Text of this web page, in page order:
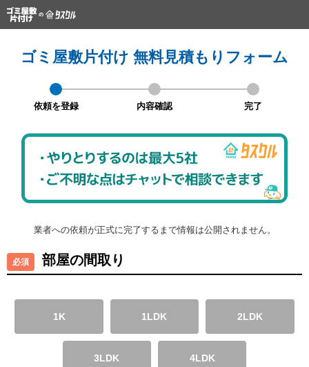
ゴミ屋敷片付け 無料見積もりフォーム
依頼を登録 内容確認 完了
業者への依頼が正式に完了するまで情報は公開されません。
部屋の間取り
1K 1LDK 2LDK
3LDK 4LDK